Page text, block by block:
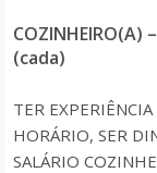
COZINHEIRO(A)
(cada)
TER
HORÁRIO, SER
SALÁRIO